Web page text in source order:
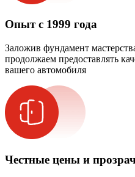
Опыт с 1999 года
Заложив фундамент
продолжаем предоставлять
вашего автомобиля
Честные цены и